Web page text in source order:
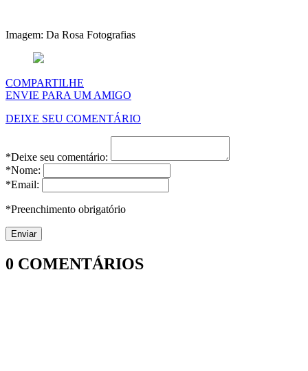
Imagem: Da Rosa Fotografias
COMPARTILHE
ENVIE PARA UM AMIGO
DEIXE SEU COMENTÁRIO
*Deixe seu comentário:
*Nome:
*Email:
*Preenchimento obrigatório
0 COMENTÁRIOS